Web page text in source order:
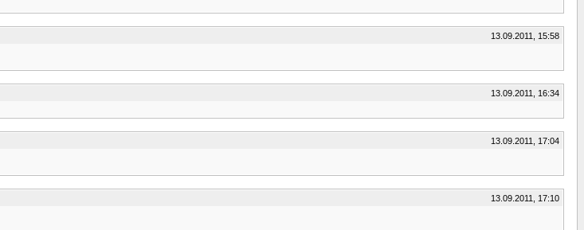
13.09.2011, 15:58
13.09.2011, 16:34
13.09.2011, 17:04
13.09.2011, 17:10